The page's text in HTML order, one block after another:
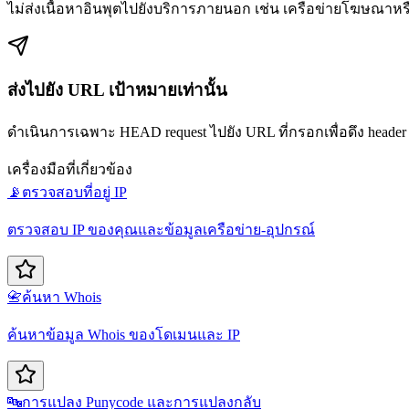
ไม่ส่งเนื้อหาอินพุตไปยังบริการภายนอก เช่น เครือข่ายโฆษณา
ส่งไปยัง URL เป้าหมายเท่านั้น
ดำเนินการเฉพาะ HEAD request ไปยัง URL ที่กรอกเพื่อดึง
เครื่องมือที่เกี่ยวข้อง
📡 ตรวจสอบที่อยู่ IP
ตรวจสอบ IP ของคุณและข้อมูลเครือข่าย-อุปกรณ์
📇ค้นหา Whois
ค้นหาข้อมูล Whois ของโดเมนและ IP
🔤การแปลง Punycode และการแปลงกลับ